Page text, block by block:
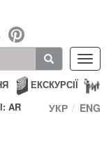
ЕКСКУРСІЇ
AR
УКР ENG